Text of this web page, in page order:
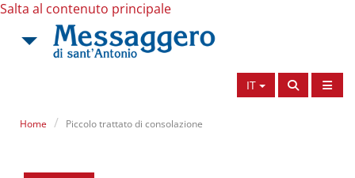
Salta al contenuto principale
IT
Home Piccolo trattato di consolazione